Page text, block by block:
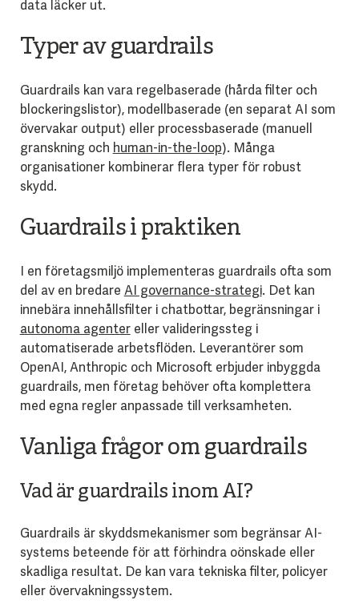
data läcker ut.
Typer av guardrails
Guardrails kan vara regelbaserade (hårda filter och
blockeringslistor), modellbaserade (en separat AI som
övervakar output) eller processbaserade (manuell
granskning och human-in-the-loop). Många
organisationer kombinerar flera typer för robust
skydd.
Guardrails i praktiken
I en företagsmiljö implementeras guardrails ofta som
del av en bredare AI governance-strategi. Det kan
innebära innehållsfilter i chatbottar, begränsningar i
autonoma agentereller valideringssteg i
automatiserade arbetsflöden. Leverantörer som
OpenAI, Anthropic och Microsoft erbjuder inbyggda
guardrails, men företag behöver ofta komplettera
med egna regler anpassade till verksamheten.
Vanliga frågor om guardrails
Vad är guardrails inom AI?
Guardrails är skyddsmekanismer som begränsar AI-
systems beteende för att förhindra oönskade eller
skadliga resultat. De kan vara tekniska filter, policyer
eller övervakningssystem.